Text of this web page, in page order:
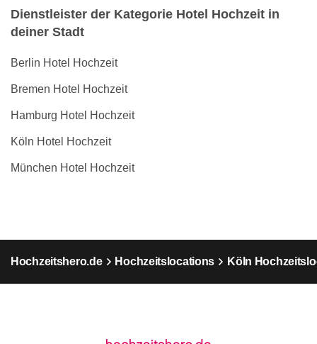
Dienstleister der Kategorie Hotel Hochzeit in
deiner Stadt
Berlin Hotel Hochzeit
Bremen Hotel Hochzeit
Hamburg Hotel Hochzeit
Köln Hotel Hochzeit
München Hotel Hochzeit
Hochzeitshero.de Hochzeitslocations Köln